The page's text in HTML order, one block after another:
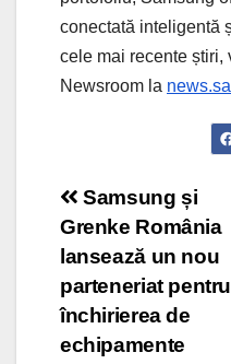
conectată inteligentă
cele mai recente știri,
Newsroom la
Post
navigation
Samsung și
Grenke România
lansează un nou
parteneriat pentru
închirierea de
echipamente